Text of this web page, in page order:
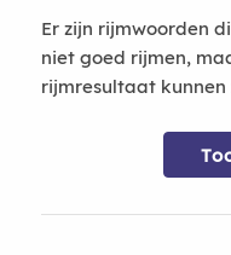
Er zijn rijmwoorden
niet goed rijmen,
rijmresultaat kunnen